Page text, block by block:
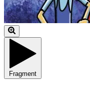
Fragment